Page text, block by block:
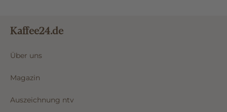
Kaffee24.de
Über uns
Magazin
Auszeichnung ntv